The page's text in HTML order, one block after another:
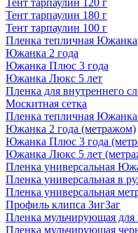
Тент тарпаулин 120 г
Тент тарпаулин 180 г
Тент тарпаулин 100 г
Пленка тепличная Южанка
Южанка 2 года
Южанка Плюс 3 года
Южанка Люкс 5 лет
Пленка для внутреннего
Москитная сетка
Пленка тепличная
Южанка 2 года (метражом)
Южанка Плюс 3 года
Южанка Люкс 5 лет
Пленка универсальная
Пленка универсальная в
Пленка универсальная
Профиль клипса ЗигЗаг
Пленка мульчирующая для
Пленка мульчирующая